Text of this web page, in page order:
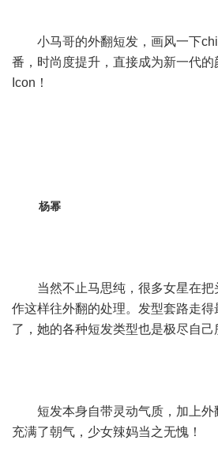
小马哥的外翻短发，画风一下
番，时尚度提升，直接成为新一代
Icon！
杨幂
当然不止马思纯，很多女星在
作这样往外翻的处理。发型套路走
了，她的各种短发类型也是极尽自己
短发本身自带灵动气质，加上
充满了朝气，少女辣妈当之无愧！